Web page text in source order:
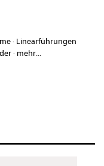
· Linearführungen
· mehr...